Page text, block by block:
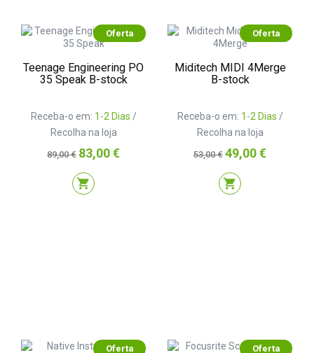
Oferta
Teenage Engineering PO
35 Speak B-stock
Receba-o em: 1-2 Dias /
Recolha na loja
Preço
normal
89,00 € Preço
83,00 €
shopping_cart
Oferta
Miditech MIDI 4Merge
B-stock
Receba-o em: 1-2 Dias /
Recolha na loja
Preço
normal
53,00 € Preço
49,00 €
shopping_cart
Oferta Oferta